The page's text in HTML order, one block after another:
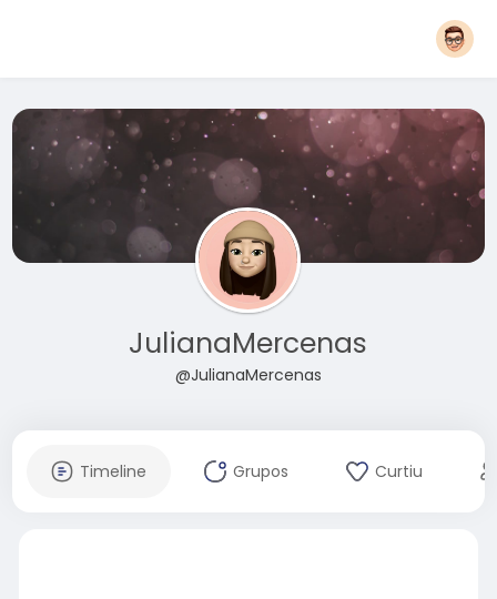
JulianaMercenas
@JulianaMercenas
Timeline Grupos Curtiu